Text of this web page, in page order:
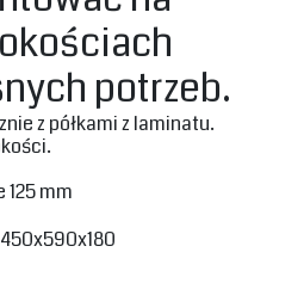
potrzeb.
z półkami z laminatu.
125 mm